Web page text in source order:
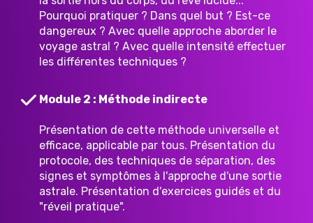
Pourquoi pratiquer ? Dans quel but ? Est-ce
dangereux ? Avec quelle approche aborder le
voyage astral ? Avec quelle intensité effectuer
les différentes techniques ?
Module 2 : Méthode indirecte
Présentation de cette méthode universelle et
efficace, applicable par tous. Présentation du
protocole, des techniques de séparation, des
signes et symptômes à l'approche d'une sortie
astrale. Présentation d'exercices guidés et du
"réveil pratique".